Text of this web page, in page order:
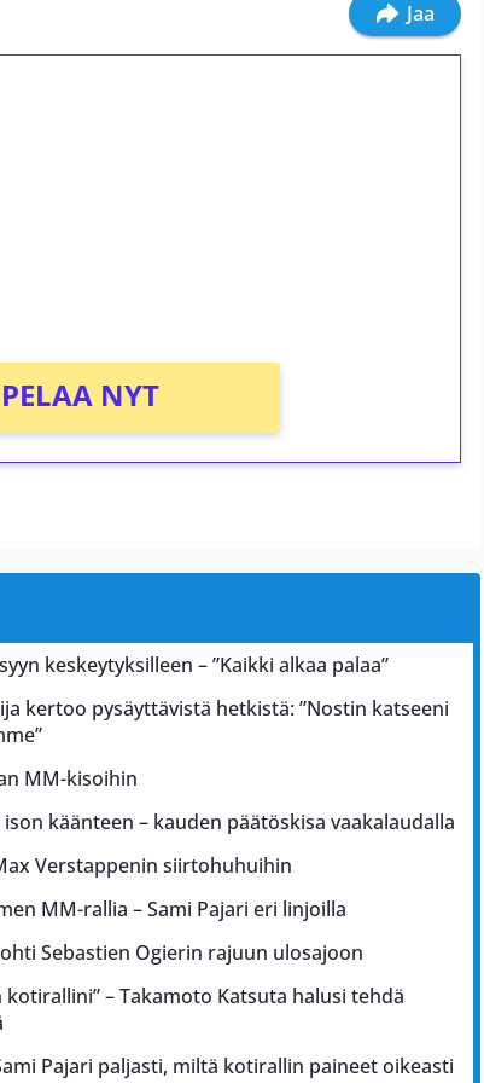
Jaa
PELAA NYT
keskeytyksilleen – ”Kaikki alkaa palaa”
kertoo pysäyttävistä hetkistä: ”Nostin katseeni
MM-kisoihin
käänteen – kauden päätöskisa vaakalaudalla
Verstappenin siirtohuhuihin
MM-rallia – Sami Pajari eri linjoilla
Sebastien Ogierin rajuun ulosajoon
– Takamoto Katsuta halusi tehdä
Pajari paljasti, miltä kotirallin paineet oikeasti